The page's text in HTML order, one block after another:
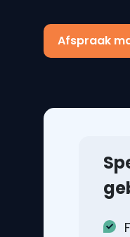
Afspraak